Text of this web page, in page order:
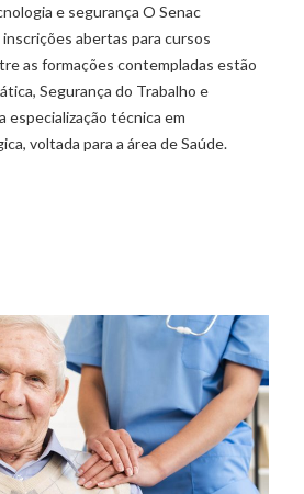
e segurança O Senac
abertas para cursos
as formações contempladas estão
Segurança do Trabalho e
especialização técnica em
voltada para a área de Saúde.